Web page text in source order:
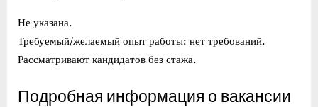
Не указана.
Требуемый/желаемый опыт работы: нет требований.
Рассматривают кандидатов без стажа.
Подробная информация о вакансии